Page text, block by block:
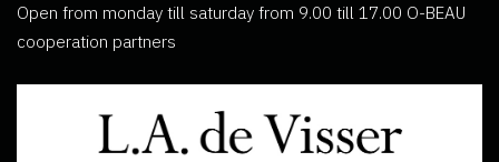
Open from monday till saturday from 9.00 till 17.00 O-BEAU
cooperation partners